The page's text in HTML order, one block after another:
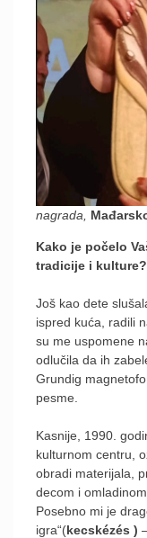
nagrada,
Kako je počelo
tradicije i kulture?
Još kao dete
ispred kuća, radili
su me uspomene
odlučila da ih
Grundig
pesme.
Kasnije, 1990.
kulturnom centru,
obradi materijala,
decom i
Posebno mi je
igra“(kecskézés )